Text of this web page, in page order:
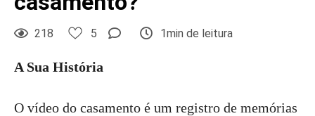
218 5 1min de leitura
A Sua História
O vídeo do casamento é um registro de memórias